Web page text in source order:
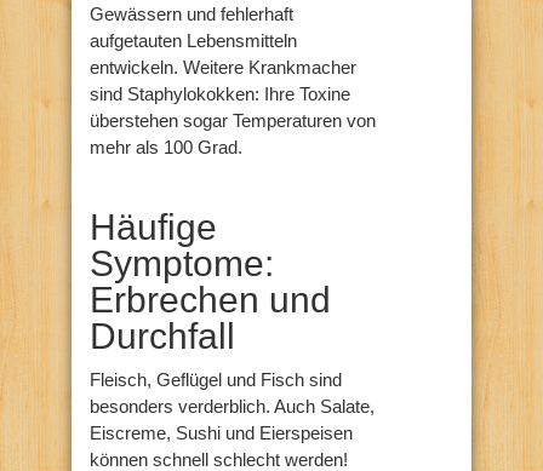
Gewässern und fehlerhaft
aufgetauten Lebensmitteln
entwickeln. Weitere Krankmacher
sind Staphylokokken: Ihre Toxine
überstehen sogar Temperaturen von
mehr als 100 Grad.
Häufige
Symptome:
Erbrechen und
Durchfall
Fleisch, Geflügel und Fisch sind
besonders verderblich. Auch Salate,
Eiscreme, Sushi und Eierspeisen
können schnell schlecht werden!